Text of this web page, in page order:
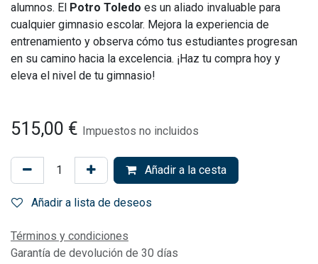
alumnos. El Potro Toledo es un aliado invaluable para
cualquier gimnasio escolar. Mejora la experiencia de
entrenamiento y observa cómo tus estudiantes progresan
en su camino hacia la excelencia. ¡Haz tu compra hoy y
eleva el nivel de tu gimnasio!
515,00 € Impuestos no incluidos
Añadir a la cesta
Añadir a lista de deseos
Términos y condiciones
Garantía de devolución de 30 días